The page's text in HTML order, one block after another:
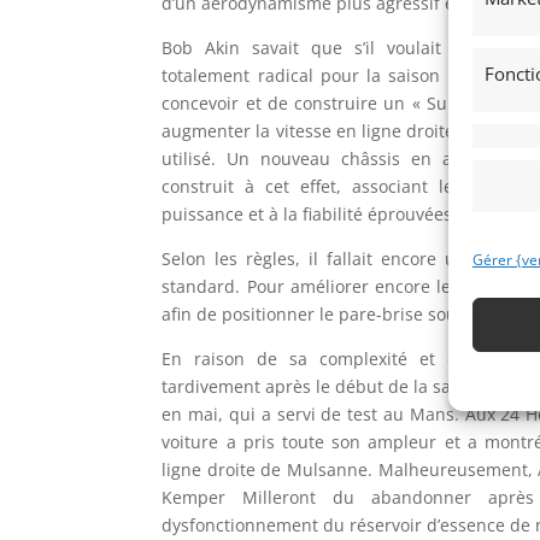
Gérer
Bob Akin savait que s’il voulait gagner,
totalement radical pour la saison 1982. Il a
concevoir et de construire un « Super GTP
augmenter la vitesse en ligne droite de la
utilisé. Un nouveau châssis en aluminium
construit à cet effet, associant le meilleur
puissance et à la fiabilité éprouvées des
Selon les règles, il fallait encore utiliser le
standard. Pour améliorer encore le flux
afin de positionner le pare-brise sous un
En raison de sa complexité et de son
tardivement après le début de la saison. Elle
en mai, qui a servi de test au Mans. Aux 24
voiture a pris toute son ampleur et a
ligne droite de Mulsanne. Malheureusement,
Kemper Milleront du abandonner
dysfonctionnement du réservoir d’essence de